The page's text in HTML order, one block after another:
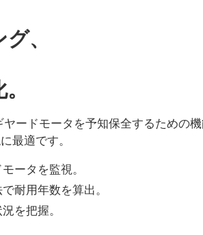
、
ヤードモータを予知保全するための
最適です。
ータを監視。
耐用年数を算出。
を把握。